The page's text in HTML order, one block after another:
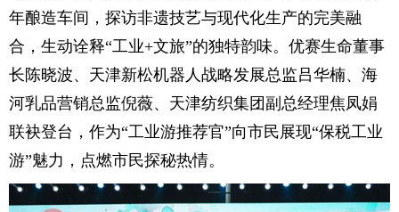
年酿造车间，探访非遗技艺与现代化生产的完美融
合，生动诠释“工业+文旅”的独特韵味。优赛生命董事
长陈晓波、天津新松机器人战略发展总监吕华楠、海
河乳品营销总监倪薇、天津纺织集团副总经理焦凤娟
联袂登台，作为“工业游推荐官”向市民展现“保税工业
游”魅力，点燃市民探秘热情。